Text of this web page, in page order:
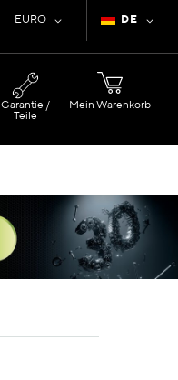
Sprache
DE
Währung
EURO
Mein Warenkorb
Garantie /
Teile